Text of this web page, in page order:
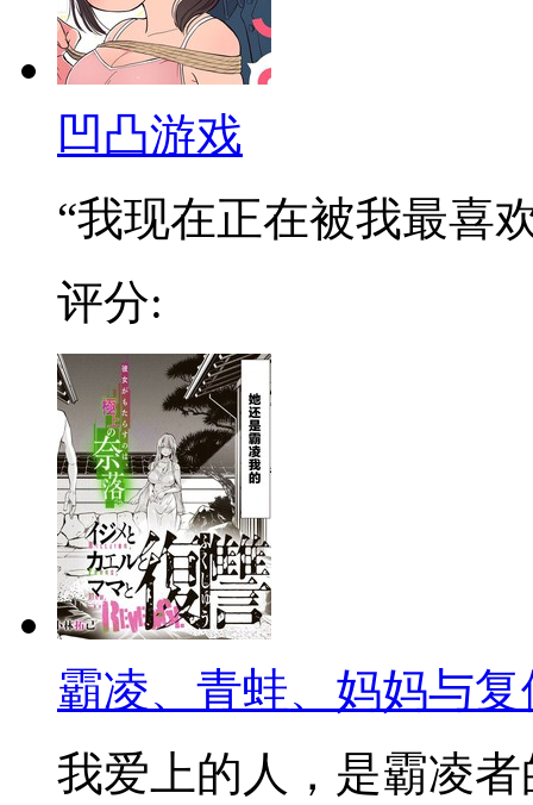
凹凸游戏
“我现在正在被我最喜
评分:
霸凌、青蛙、妈妈与复
我爱上的人，是霸凌者